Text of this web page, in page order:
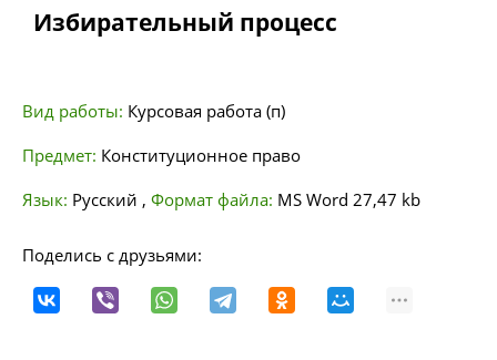
Избирательный процесс
Вид работы: Курсовая работа (п)
Предмет: Конституционное право
Язык: Русский , Формат файла: MS Word 27,47 kb
Поделись с друзьями: